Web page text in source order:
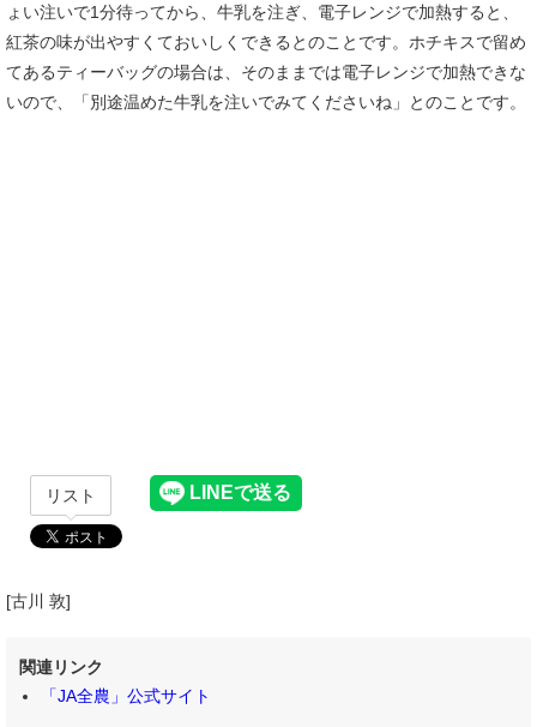
ょい注いで1分待ってから、牛乳を注ぎ、電子レンジで加熱すると、
紅茶の味が出やすくておいしくできるとのことです。ホチキスで留め
てあるティーバッグの場合は、そのままでは電子レンジで加熱できな
いので、「別途温めた牛乳を注いでみてくださいね」とのことです。
リスト
[古川 敦]
関連リンク
「JA全農」公式サイト